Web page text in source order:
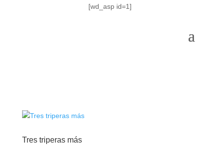
[wd_asp id=1]
Tres triperas más